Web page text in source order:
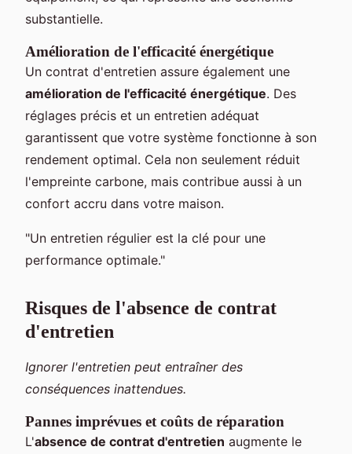
substantielle.
Amélioration de l'efficacité énergétique
Un contrat d'entretien assure également une
amélioration de l'efficacité énergétique. Des
réglages précis et un entretien adéquat
garantissent que votre système fonctionne à son
rendement optimal. Cela non seulement réduit
l'empreinte carbone, mais contribue aussi à un
confort accru dans votre maison.
"Un entretien régulier est la clé pour une
performance optimale."
Risques de l'absence de contrat
d'entretien
Ignorer l'entretien peut entraîner des
conséquences inattendues.
Pannes imprévues et coûts de réparation
L'absence de contrat d'entretien augmente le